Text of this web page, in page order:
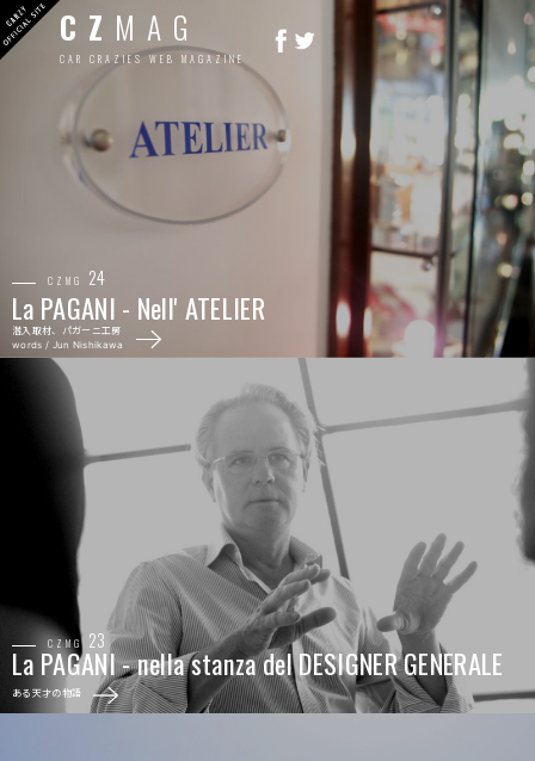
CZ MAG
CAR CRAZIES WEB MAGAZINE
CZMG 24
La PAGANI - Nell' ATELIER
潜入取材、パガーニ工房
words / Jun Nishikawa
CZMG 23
La PAGANI -nella stanza del DESIGNERGENERALE
ある天才の物語